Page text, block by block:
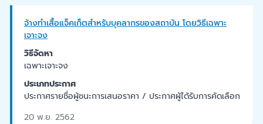
จ้างทำเสื้อแจ็คเก็ตสำหรับบุคลากรของสถาบัน โดยวิธีเฉพาะ
เจาะจง
วิธีจัดหา
เฉพาะเจาะจง
ประเภทประกาศ
ประกาศรายชื่อผู้ชนะการเสนอราคา / ประกาศผู้ได้รับการคัดเลือก
20 พ.ย. 2562